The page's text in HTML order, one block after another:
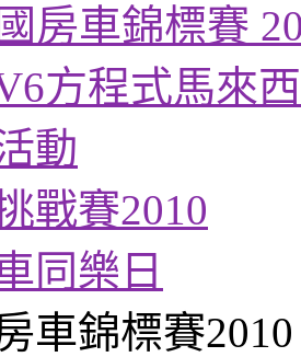
房車錦標賽
方程式馬來
動
戰賽2010
同樂日
車錦標賽2010